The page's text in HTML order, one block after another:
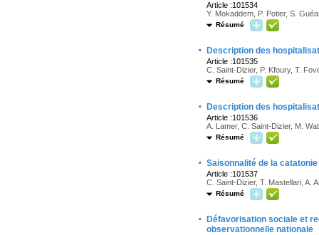
Article :101534
Y. Mokaddem, P. Potier, S.
Résumé
· Description des
Article :101535
C. Saint-Dizier, P. Kfoury, T.
Résumé
· Description des
Article :101536
A. Lamer, C. Saint-Dizier, M.
Résumé
· Saisonnalité de la
Article :101537
C. Saint-Dizier, T. Mastellari, A.
Résumé
·
Défavorisation sociale et
observationnelle nationale